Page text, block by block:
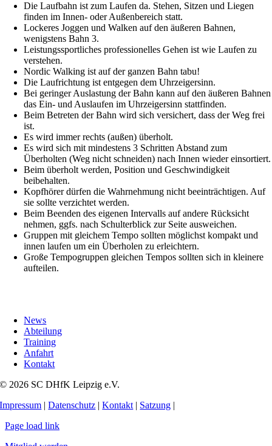
Die Laufbahn ist zum Laufen da. Stehen, Sitzen und Liegen
finden im Innen- oder Außenbereich statt.
Lockeres Joggen und Walken auf den äußeren Bahnen,
wenigstens Bahn 3.
Leistungssportliches professionelles Gehen ist wie Laufen zu
verstehen.
Nordic Walking ist auf der ganzen Bahn tabu!
Die Laufrichtung ist entgegen dem Uhrzeigersinn.
Bei geringer Auslastung der Bahn kann auf den äußeren Bahnen
das Ein- und Auslaufen im Uhrzeigersinn stattfinden.
Beim Betreten der Bahn wird sich versichert, dass der Weg frei
ist.
Es wird immer rechts (außen) überholt.
Es wird sich mit mindestens 3 Schritten Abstand zum
Überholten (Weg nicht schneiden) nach Innen wieder einsortiert.
Beim überholt werden, Position und Geschwindigkeit
beibehalten.
Kopfhörer dürfen die Wahrnehmung nicht beeinträchtigen. Auf
sie sollte verzichtet werden.
Beim Beenden des eigenen Intervalls auf andere Rücksicht
nehmen, ggfs. nach Schulterblick zur Seite ausweichen.
Gruppen mit gleichem Tempo sollten möglichst kompakt und
innen laufen um ein Überholen zu erleichtern.
Große Tempogruppen gleichen Tempos sollten sich in kleinere
aufteilen.
News
Abteilung
Training
Anfahrt
Kontakt
© 2026 SC DHfK Leipzig e.V.
Impressum |Datenschutz |Kontakt | Satzung |
Page load link